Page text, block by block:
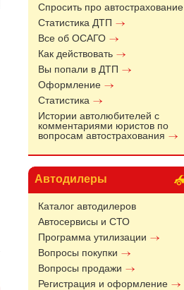
Спросить про автострахование
Статистика ДТП
Все об ОСАГО
Как действовать
Вы попали в ДТП
Оформление
Статистика
Истории автолюбителей с
комментариями юристов по
вопросам автострахования
Автодилеры
Каталог автодилеров
Автосервисы и СТО
Программа утилизации
Вопросы покупки
Вопросы продажи
Регистрация и оформление